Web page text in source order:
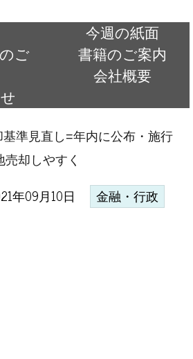
今週の紙面
ご
書籍のご案内
会社概要
基準見直し=年内に公布・施行
却しやすく
年09月10日 金融・行政